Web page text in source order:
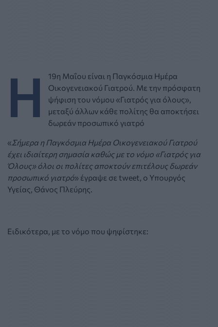
Η
19η Μαΐου είναι η Παγκόσμια Ημέρα
Οικογενειακού Γιατρού. Με την πρόσφατη
ψήφιση του νόμου «Γιατρός για όλους»,
μεταξύ άλλων κάθε πολίτης θα αποκτήσει
δωρεάν προσωπικό γιατρό
« Σήμερα η Παγκόσμια Ημέρα Οικογενειακού Γιατρού
έχει ιδιαίτερη σημασία καθώς με το νόμο «Γιατρός για
Όλους» όλοι οι πολίτες αποκτούν επιτέλους δωρεάν
προσωπικό γιατρό» έγραψε σε tweet, ο Υπουργός
Υγείας, Θάνος Πλεύρης.
Ειδικότερα, με το νόμο που ψηφίστηκε: